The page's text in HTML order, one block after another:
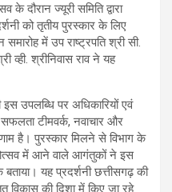
के दौरान ज्यूरी समिति द्वारा
को तृतीय पुरस्कार के लिए
में उप राष्ट्रपति श्री सी.
व्ही. श्रीनिवास राव ने यह
उपलब्धि पर अधिकारियों एवं
सफलता टीमवर्क, नवाचार और
है। पुरस्कार मिलने से विभाग के
में आने वाले आगंतुकों ने इस
यह प्रदर्शनी छत्तीसगढ़ की
विकास की दिशा में किए जा रहे